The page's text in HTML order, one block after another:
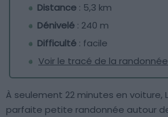
Distance : 5,3 km
Dénivelé : 240 m
Difficulté : facile
Voir le tracé de la randonnée
À seulement 22 minutes en voiture,
parfaite petite randonnée autour